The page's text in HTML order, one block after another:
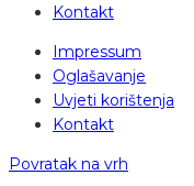
Kontakt
Impressum
Oglašavanje
Uvjeti korištenja
Kontakt
Povratak na vrh